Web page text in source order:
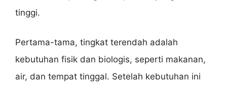
tinggi.
Pertama-tama, tingkat terendah adalah
kebutuhan fisik dan biologis, seperti makanan,
air, dan tempat tinggal. Setelah kebutuhan ini